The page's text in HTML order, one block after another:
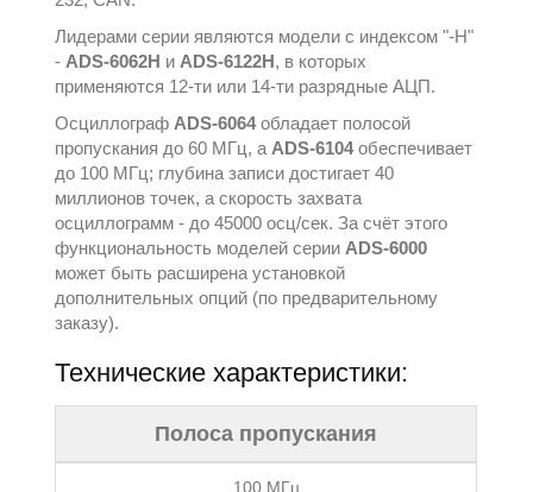
Лидерами серии являются модели с индексом "-H"
- ADS-6062H и ADS-6122H, в которых
применяются 12-ти или 14-ти разрядные АЦП.
Осциллограф ADS-6064обладает полосой
пропускания до 60 МГц, а ADS-6104обеспечивает
до 100 МГц; глубина записи достигает 40
миллионов точек, а скорость захвата
осциллограмм - до 45000 осц/сек. За счёт этого
функциональность моделей серии ADS-6000
может быть расширена установкой
дополнительных опций (по предварительному
заказу).
Технические характеристики:
Полоса пропускания
100 МГц